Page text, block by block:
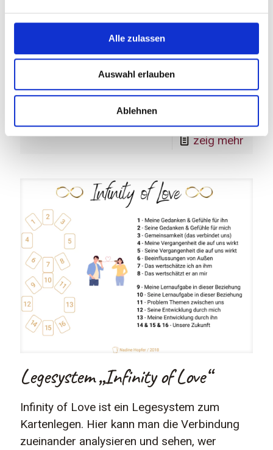
Alle zulassen
Auswahl erlauben
Ablehnen
Legesystem „Die Schatzkiste“
Die Schatzkiste ist ein Legesystem zum
Kartenlegen. Hier kann man die die Finanzen
analysieren, Hindernisse und Lösungen
zeig mehr
Legesystem „Infinity of Love“
Infinity of Love ist ein Legesystem zum
Kartenlegen. Hier kann man die Verbindung
zueinander analysieren und sehen, wer